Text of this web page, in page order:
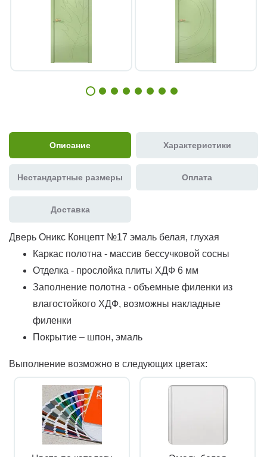
Описание Характеристики
Нестандартные размеры Оплата
Доставка
Дверь Оникс Концепт №17 эмаль белая, глухая
Каркас полотна - массив бессучковой сосны
Отделка - прослойка плиты ХДФ 6 мм
Заполнение полотна - объемные филенки из
влагостойкого ХДФ, возможны накладные
филенки
Покрытие – шпон, эмаль
Выполнение возможно в следующих цветах: